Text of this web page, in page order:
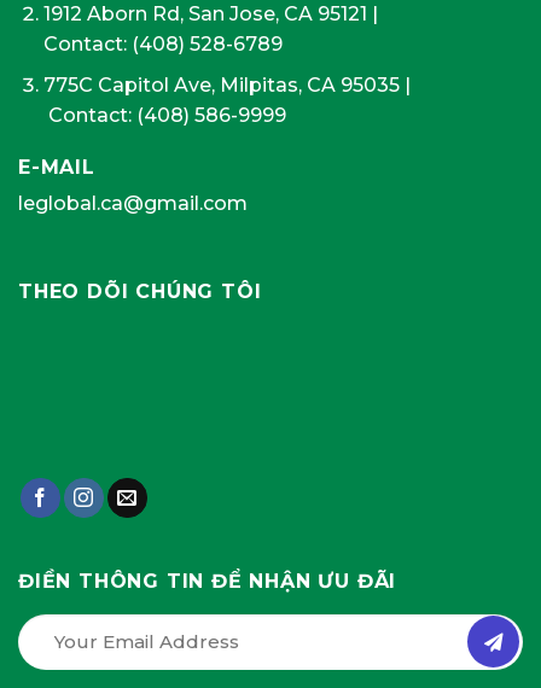
1912 Aborn Rd, San Jose, CA 95121 |
Contact: (408) 528-6789
775C Capitol Ave, Milpitas, CA 95035|
Contact: (408) 586-9999
E-MAIL
leglobal.ca@gmail.com
THEO DÕI CHÚNG TÔI
ĐIỀN THÔNG TIN ĐỂ NHẬN ƯU ĐÃI